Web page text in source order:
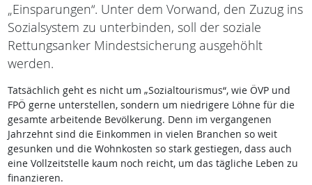
„Einsparungen“. Unter dem Vorwand, den Zuzug ins
Sozialsystem zu unterbinden, soll der soziale
Rettungsanker Mindestsicherung ausgehöhlt
werden.
Tatsächlich geht es nicht um „Sozialtourismus“, wie ÖVP und
FPÖ gerne unterstellen, sondern um niedrigere Löhne für die
gesamte arbeitende Bevölkerung. Denn im vergangenen
Jahrzehnt sind die Einkommen in vielen Branchen so weit
gesunken und die Wohnkosten so stark gestiegen, dass auch
eine Vollzeitstelle kaum noch reicht, um das tägliche Leben zu
finanzieren.